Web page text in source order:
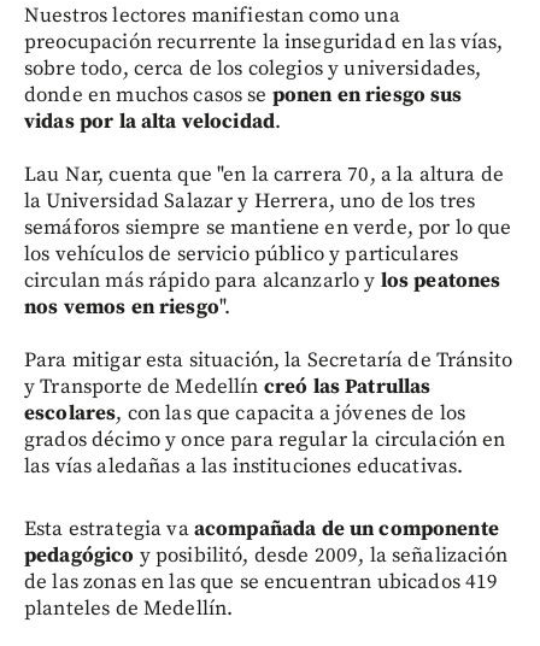
Nuestros lectores manifiestan como una
preocupación recurrente la inseguridad en las vías,
sobre todo, cerca de los colegios y universidades,
donde en muchos casos se ponen en riesgo sus
vidas por la alta velocidad.
Lau Nar, cuenta que "en la carrera 70, a la altura de
la Universidad Salazar y Herrera, uno de los tres
semáforos siempre se mantiene en verde, por lo que
los vehículos de servicio público y particulares
circulan más rápido para alcanzarlo y los peatones
nos vemos en riesgo".
Para mitigar esta situación, la Secretaría de Tránsito
y Transporte de Medellín creó las Patrullas
escolares, con las que capacita a jóvenes de los
grados décimo y once para regular la circulación en
las vías aledañas a las instituciones educativas.
Esta estrategia vaacompañada de un componente
pedagógico y posibilitó, desde 2009, la señalización
de las zonas en las que se encuentran ubicados 419
planteles de Medellín.